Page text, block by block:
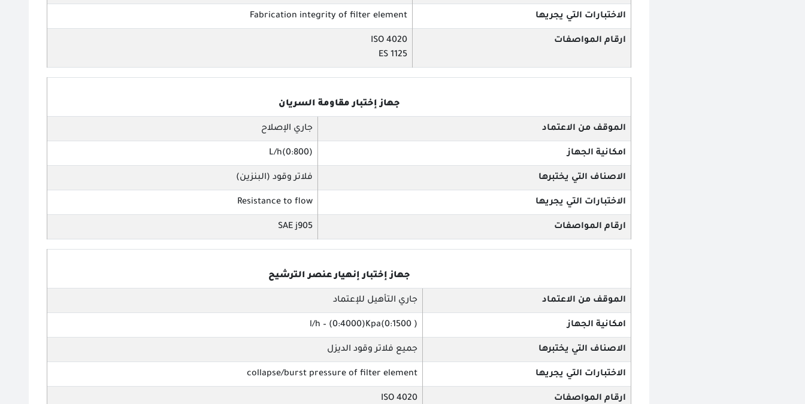
الاختبارات التي يجريها Fabrication integrity of filter element
ارقام المواصفات
ISO 4020
ES 1125
جهاز إختبار مقاومة السريان
الموقف من الاعتماد جاري الإصلاح
امكانية الجهاز (0:800)L/h
الاصناف التي يختبرها فلاتر وقود (البنزين)
الاختبارات التي يجريها Resistance to flow
ارقام المواصفات SAE j905
جهاز إختبار إنهيار عنصر الترشيح
الموقف من الاعتماد جاري التأهيل للإعتماد
امكانية الجهاز l/h – (0:4000)Kpa(0:1500 )
الاصناف التي يختبرها جميع فلاتر وقود الديزل
الاختبارات التي يجريها collapse/burst pressure of filter element
ارقام المواصفات
ISO 4020